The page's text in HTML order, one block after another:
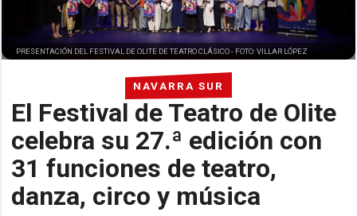
NAVARRA SUR
El Festival de Teatro de Olite
celebra su 27.ª edición con
31 funciones de teatro,
danza, circo y música
PRESENTACIÓN DEL FESTIVAL DE OLITE DE TEATRO CLÁSICO - FOTO: VILLAR LÓPEZ